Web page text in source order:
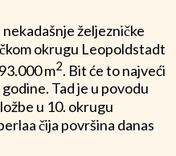
željezničke
okrugu Leopoldstadt
m2. Bit će to najveći
Tad je u povodu
u 10. okrugu
čija površina danas